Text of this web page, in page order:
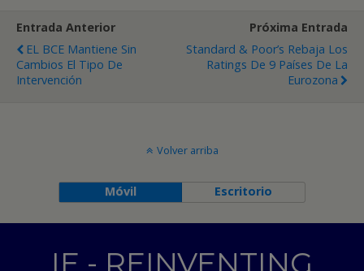
Entrada Anterior
EL BCE Mantiene Sin
Cambios El Tipo De
Intervención
Próxima Entrada
Standard & Poor’s Rebaja Los
Ratings De 9 Países De La
Eurozona
Volver arriba
Móvil Escritorio
IE - REINVENTING